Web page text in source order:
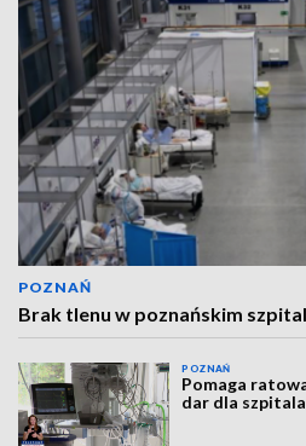
POZNAŃ
Brak tlenu w poznańskim
POZNAŃ
Pomaga
dar dla